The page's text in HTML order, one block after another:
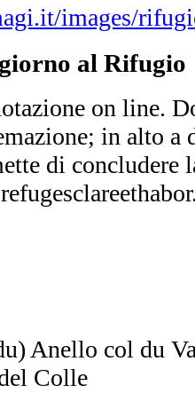
images/
al
on line.
in alto a
di concludere
Anello col du
Colle